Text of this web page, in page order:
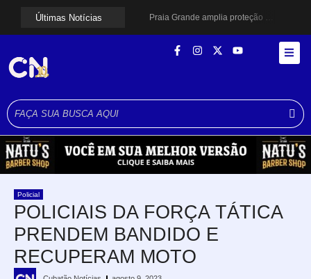
Últimas Notícias
Praia Grande amplia proteção a mulheres vítimas de violência e registra dezenas de prisões
Curso de Agentes Ambientais abre inscrições para formar multiplicadores de boas práticas em Cubatão
Santos avança com proposta para municipalizar manutenção das calçadas
Guarujá cria força-tarefa para enfrentar crise no abastecimento de água
Policial
POLICIAIS DA FORÇA TÁTICA
PRENDEM BANDIDO E
RECUPERAM MOTO